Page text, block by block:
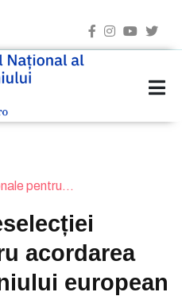
pentru...
acordarea
european